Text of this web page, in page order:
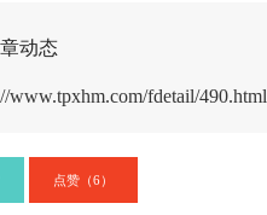
动态
www.tpxhm.com/fdetail/490.html
点赞（6）